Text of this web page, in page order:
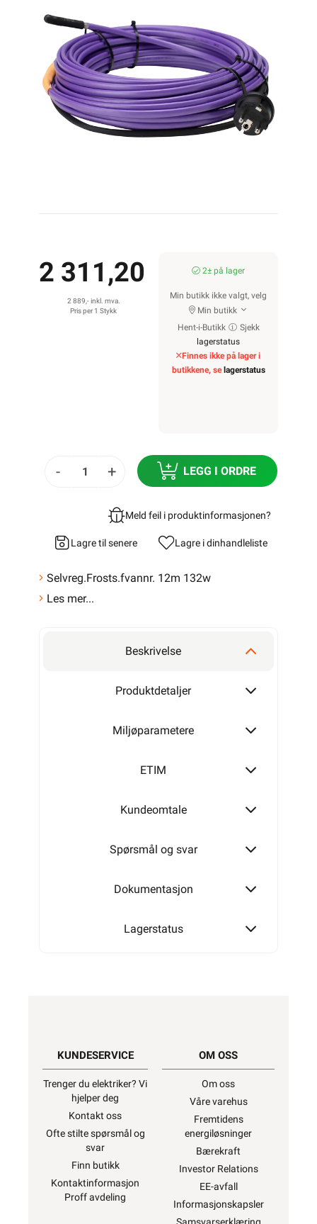
2 311,20
2 889,- inkl. mva.
Pris per 1 Stykk
2± på lager
Min butikk ikke valgt, velg
Min butikk
Hent-i-Butikk
Sjekk
lagerstatus
Finnes ikke på lager i
butikkene, se lagerstatus
- + LEGG I ORDRE
Meld feil i produktinformasjonen?
Lagre til senere Lagre i dinhandleliste
Selvreg.Frosts.fvannr. 12m 132w
Les mer...
Beskrivelse
Produktdetaljer
Miljøparametere
ETIM
Kundeomtale
Spørsmål og svar
Dokumentasjon
Lagerstatus
KUNDESERVICE
Trenger du elektriker? Vi
hjelper deg
Kontakt oss
Ofte stilte spørsmål og
svar
Finn butikk
Kontaktinformasjon
Proff avdeling
OM OSS
Om oss
Våre varehus
Fremtidens
energiløsninger
Bærekraft
Investor Relations
EE-avfall
Informasjonskapsler